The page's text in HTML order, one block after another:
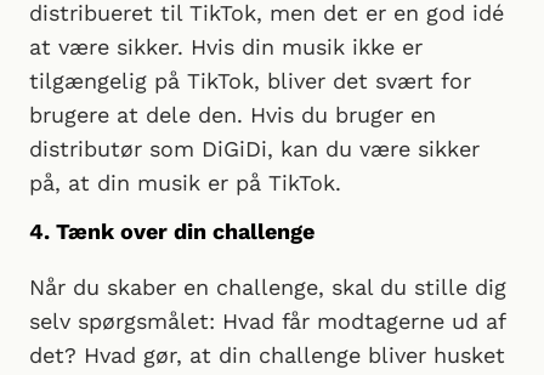
distribueret til TikTok, men det er en god idé
at være sikker. Hvis din musik ikke er
tilgængelig på TikTok, bliver det svært for
brugere at dele den. Hvis du bruger en
distributør som DiGiDi, kan du være sikker
på, at din musik er på TikTok.
4. Tænk over din challenge
Når du skaber en challenge, skal du stille dig
selv spørgsmålet: Hvad får modtagerne ud af
det? Hvad gør, at din challenge bliver husket